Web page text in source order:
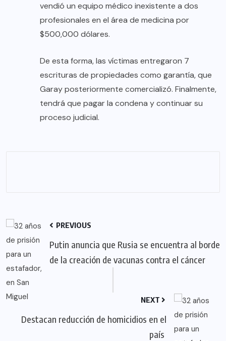
vendió un equipo médico inexistente a dos
profesionales en el área de medicina por
$500,000 dólares.
De esta forma, las víctimas entregaron 7
escrituras de propiedades como garantía, que
Garay posteriormente comercializó. Finalmente,
tendrá que pagar la condena y continuar su
proceso judicial.
PREVIOUS
Putin anuncia que Rusia se encuentra al borde
de la creación de vacunas contra el cáncer
NEXT
Destacan reducción de homicidios en el
país